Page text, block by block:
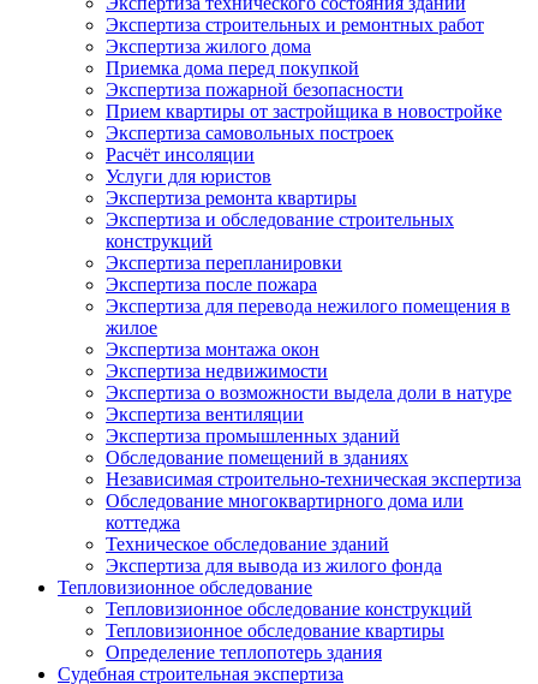
Экспертиза строительных и ремонтных работ
Экспертиза жилого дома
Приемка дома перед покупкой
Экспертиза пожарной безопасности
Прием квартиры от застройщика в новостройке
Экспертиза самовольных построек
Расчёт инсоляции
Услуги для юристов
Экспертиза ремонта квартиры
Экспертиза и обследование строительных
конструкций
Экспертиза перепланировки
Экспертиза после пожара
Экспертиза для перевода нежилого помещения в
жилое
Экспертиза монтажа окон
Экспертиза недвижимости
Экспертиза о возможности выдела доли в натуре
Экспертиза вентиляции
Экспертиза промышленных зданий
Обследование помещений в зданиях
Независимая строительно-техническая экспертиза
Обследование многоквартирного дома или
коттеджа
Техническое обследование зданий
Экспертиза для вывода из жилого фонда
Тепловизионное обследование
Тепловизионное обследование конструкций
Тепловизионное обследование квартиры
Определение теплопотерь здания
Судебная строительная экспертиза